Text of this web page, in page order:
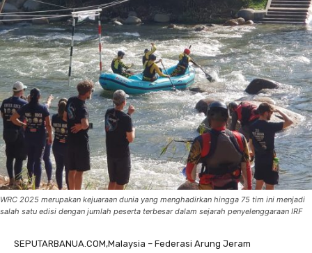
WRC 2025 merupakan kejuaraan dunia yang menghadirkan hingga 75 tim ini menjadi
salah satu edisi dengan jumlah peserta terbesar dalam sejarah penyelenggaraan IRF
SEPUTARBANUA.COM,Malaysia – Federasi Arung Jeram